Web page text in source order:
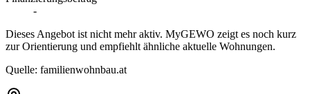
-
Dieses Angebot ist nicht mehr aktiv. MyGEWO zeigt es noch kurz
zur Orientierung und empfiehlt ähnliche aktuelle Wohnungen.
Quelle: familienwohnbau.at